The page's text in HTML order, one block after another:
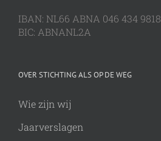
IBAN: NL66 ABNA 046 434 9818
BIC: ABNANL2A
OVER STICHTING ALS OP DE WEG
Wie zijn wij
Jaarverslagen